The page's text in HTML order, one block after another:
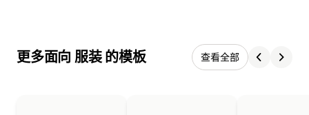
更多面向 服装 的模板 查看全部